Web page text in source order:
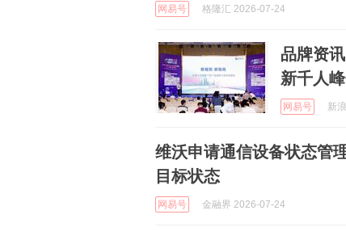
网易号 格隆汇 2026-07-24
品牌资
新千人
网易号 新
维沃申请通信设备状态管
目标状态
网易号 金融界 2026-07-24